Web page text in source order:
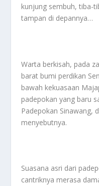
kunjung sembuh, tiba-
tampan di depannya…
Warta berkisah, pada
barat bumi perdikan
bawah kekuasaan
padepokan yang baru
Padepokan Sinawang,
menyebutnya.
Suasana asri dari
cantriknya merasa